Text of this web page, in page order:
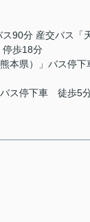
ス90分 産交バス「
停歩18分
本県）」バス停
バス停下車 徒歩5